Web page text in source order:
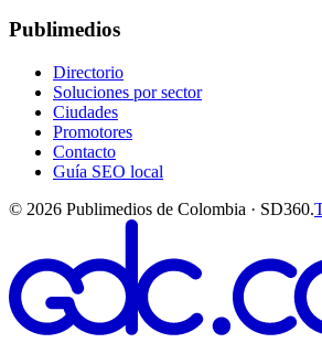
Publimedios
Directorio
Soluciones por sector
Ciudades
Promotores
Contacto
Guía SEO local
© 2026 Publimedios de Colombia · SD360.